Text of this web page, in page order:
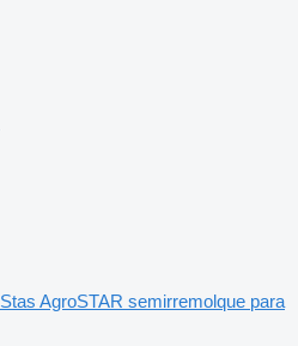
Stas AgroSTAR semirremolque para